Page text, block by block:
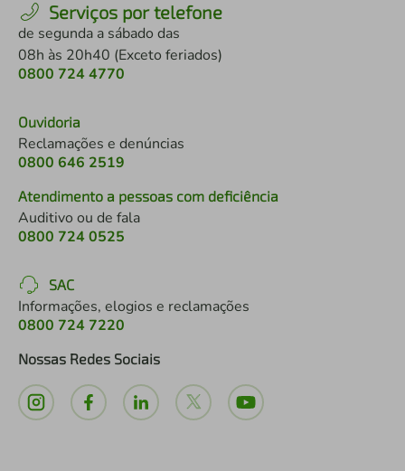
Serviços por telefone
de segunda a sábado das
08h às 20h40 (Exceto feriados)
0800 724 4770
Ouvidoria
Reclamações e denúncias
0800 646 2519
Atendimento a pessoas com deficiência
Auditivo ou de fala
0800 724 0525
SAC
Informações, elogios e reclamações
0800 724 7220
Nossas Redes Sociais